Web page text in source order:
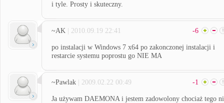
i tyle. Prosty i skuteczny.
~AK | 2010.09.19 22:41 -6
po instalacji w Windows 7 x64 po zakonczonej instalacji i
restarcie systemu poprostu go NIE MA
~Pawlak | 2009.02.22 00:49 -1
Ja używam DAEMONA i jestem zadowolony chociaż tego